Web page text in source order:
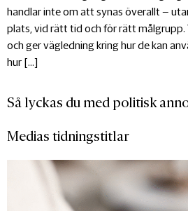
handlar inte om att synas överallt –
plats, vid rätt tid och för rätt målgrupp.
och ger vägledning kring hur de kan
hur […]
Så lyckas du med politisk
Medias tidningstitlar